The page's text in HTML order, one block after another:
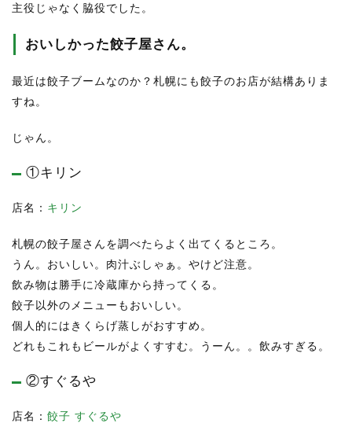
主役じゃなく脇役でした。
おいしかった餃子屋さん。
最近は餃子ブームなのか？札幌にも餃子のお店が結構ありま
すね。
じゃん。
①キリン
店名： キリン
札幌の餃子屋さんを調べたらよく出てくるところ。
うん。おいしい。肉汁ぶしゃぁ。やけど注意。
飲み物は勝手に冷蔵庫から持ってくる。
餃子以外のメニューもおいしい。
個人的にはきくらげ蒸しがおすすめ。
どれもこれもビールがよくすすむ。うーん。。飲みすぎる。
②すぐるや
店名： 餃子 すぐるや